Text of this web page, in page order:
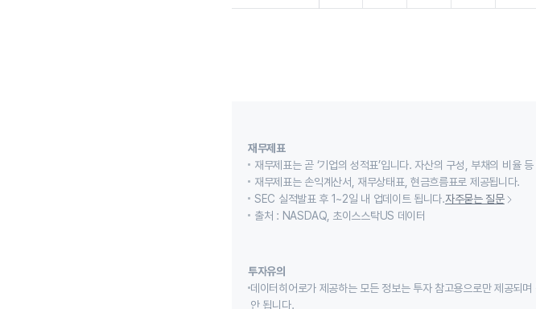
재무제표
재무제표는 곧 ‘기업의 성적표’입니다. 자산의 구성, 부채의 비율
재무제표는 손익계산서, 재무상태표, 현금흐름표로 제공됩니다.
SEC 실적발표 후 1~2일 내 업데이트 됩니다.자주묻는 질문
출처 : NASDAQ, 초이스스탁US 데이터
투자유의
데이터히어로가 제공하는 모든 정보는 투자 참고용으로만 제공되
안 됩니다.